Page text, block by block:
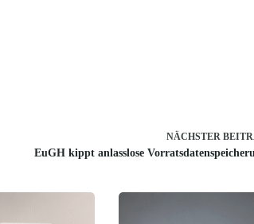
NÄCHSTER
EuGH kippt anlasslose